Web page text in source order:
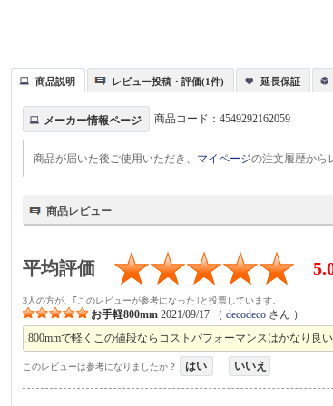
商品説明 レビュー投稿・評価(1件) 延長保証
メーカー情報ページ 商品コード：4549292162059
商品が届いた後ご使用いただき、 マイページの注文履歴から
商品レビュー
平均評価
3人の方が、｢このレビューが参考になった｣と投票しています。
お手軽800mm 2021/09/17 （decodeco さん ）
800mmで軽くこの値段ならコストパフォーマンスはかなり良
このレビューは参考になりましたか？ はい いいえ